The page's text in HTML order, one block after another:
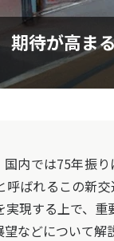
期待が高ま
内では75年振
呼ばれるこの新
実現する上で、
などについて解